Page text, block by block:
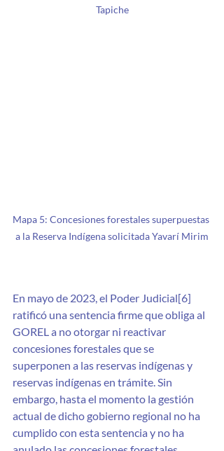
Tapiche
Mapa 5: Concesiones forestales superpuestas
a la Reserva Indígena solicitada Yavarí Mirim
En mayo de 2023, el Poder Judicial[6]
ratificó una sentencia firme que obliga al
GOREL a no otorgar ni reactivar
concesiones forestales que se
superponen a las reservas indígenas y
reservas indígenas en trámite. Sin
embargo, hasta el momento la gestión
actual de dicho gobierno regional no ha
cumplido con esta sentencia y no ha